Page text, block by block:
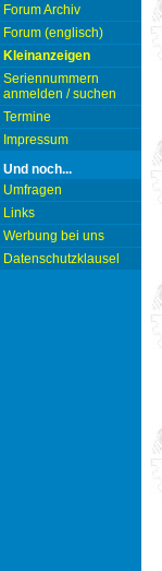
Forum Archiv
Forum (englisch)
Kleinanzeigen
Seriennummern
anmelden / suchen
Termine
Impressum
Und noch...
Umfragen
Links
Werbung bei uns
Datenschutzklausel